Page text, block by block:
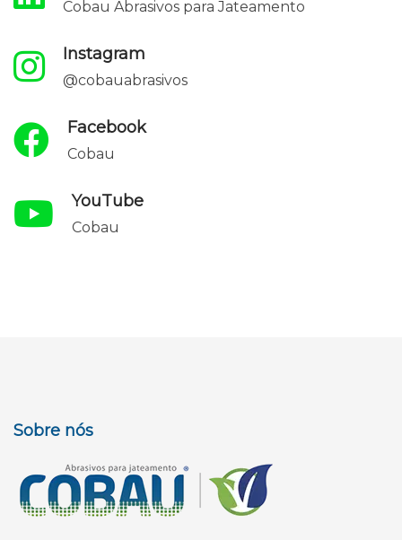
Cobau Abrasivos para Jateamento
Instagram
@cobauabrasivos
Facebook
Cobau
YouTube
Cobau
Sobre nós